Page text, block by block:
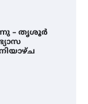
– തൃശൂർ